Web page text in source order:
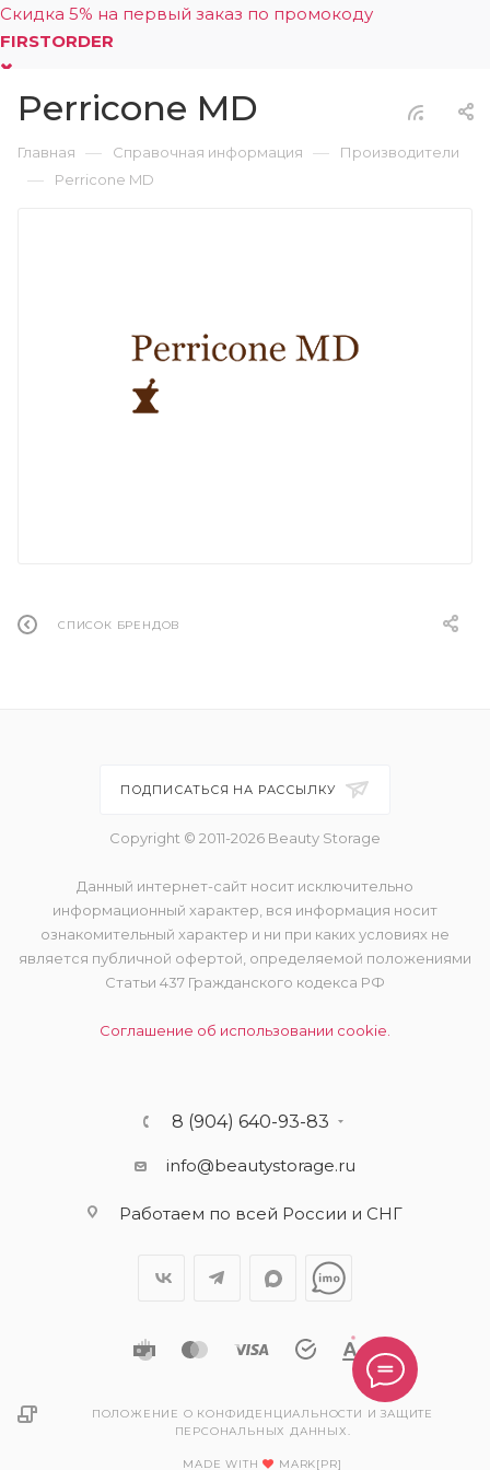
Скидка 5% на первый заказ по промокоду
FIRSTORDER
0
Perricone MD
Главная — Справочная информация — Производители
— Perricone MD
СПИСОК БРЕНДОВ
ПОДПИСАТЬСЯ НА РАССЫЛКУ
Copyright © 2011-2026 Beauty Storage
Данный интернет-сайт носит исключительно
информационный характер, вся информация носит
ознакомительный характер и ни при каких условиях не
является публичной офертой, определяемой положениями
Статьи 437 Гражданского кодекса РФ
Соглашение об использовании cookie.
8 (904) 640-93-83
info@beautystorage.ru
Работаем по всей России и СНГ
ПОЛОЖЕНИЕ О КОНФИДЕНЦИАЛЬНОСТИ И ЗАЩИТЕ
ПЕРСОНАЛЬНЫХ ДАННЫХ.
MADE WITH MARK[PR]